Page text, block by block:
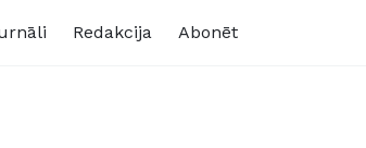
Redakcija Abonēt